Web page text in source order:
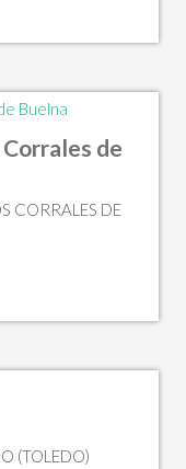
de
CORRALES DE
(TOLEDO)